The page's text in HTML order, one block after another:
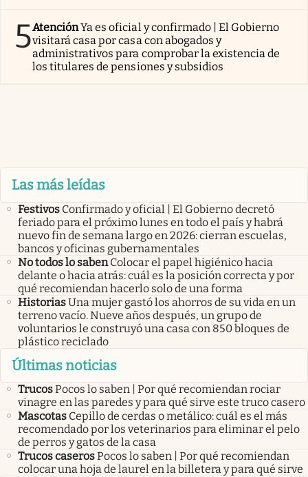
5AtenciónYa es oficial y confirmado | El Gobierno
visitará casa por casa con abogados y
administrativos para comprobar la existencia de
los titulares de pensiones y subsidios
Las más leídas
Festivos Confirmado y oficial | El Gobierno decretó
feriado para el próximo lunes en todo el país y habrá
nuevo fin de semana largo en 2026: cierran escuelas,
bancos y oficinas gubernamentales
No todos lo saben Colocar el papel higiénico hacia
delante o hacia atrás: cuál es la posición correcta y por
qué recomiendan hacerlo solo de una forma
HistoriasUna mujer gastó los ahorros de su vida en un
terreno vacío. Nueve años después, un grupo de
voluntarios le construyó una casa con 850 bloques de
plástico reciclado
Últimas noticias
TrucosPocos lo saben | Por qué recomiendan rociar
vinagre en las paredes y para qué sirve este truco casero
Mascotas Cepillo de cerdas o metálico: cuál es el más
recomendado por los veterinarios para eliminar el pelo
de perros y gatos de la casa
Trucos caserosPocos lo saben | Por qué recomiendan
colocar una hoja de laurel en la billetera y para qué sirve